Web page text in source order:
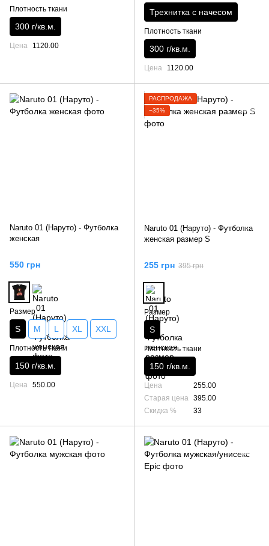
Плотность ткани
300 г/кв.м.
Цена 1120.00
Трехнитка с начесом
Плотность ткани
300 г/кв.м.
Цена 1120.00
Naruto 01 (Наруто) - Футболка
женская
550 грн
Размер
S M L XL XXL
Плотность ткани
150 г/кв.м.
Цена 550.00
РАСПРОДАЖА
−35%
Naruto 01 (Наруто) - Футболка
женская размер S
255 грн 395 грн
Размер
S
Плотность ткани
150 г/кв.м.
Цена
255.00
Старая цена 395.00
Скидка %
33